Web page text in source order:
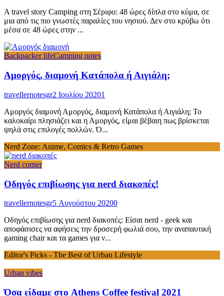
A travel story Camping στη Σέριφο: 48 ώρες δίπλα στο κύμα, σε
μια από τις πιο γνωστές παραλίες του νησιού. Δεν στο κρύβω ότι
μέσα σε 48 ώρες στην ...
Backpacker lifeCamping notes
Αμοργός, διαμονή Κατάπολα ή Αιγιάλη;
travellernotesgr2 Ιουλίου 20201
Αμοργός διαμονή Αμοργός, διαμονή Κατάπολα ή Αιγιάλη; Το
καλοκαίρι πλησιάζει και η Αμοργός, είμαι βέβαιη πως βρίσκεται
ψηλά στις επιλογές πολλών. Ό...
Nerd Zone: Anime, Comics & Retro Games
Nerd corner
Οδηγός επιβίωσης για nerd διακοπές!
travellernotesgr5 Αυγούστου 20200
Οδηγός επιβίωσης για nerd διακοπές: Είσαι nerd - geek και
αποφάσισες να αφήσεις την δροσερή φωλιά σου, την αναπαυτική
gaming chair και τα games για ν...
Editor's Picks - The Best of Urban Lifestyle
Urban vibes
Όσα είδαμε στο Athens Coffee festival 2021